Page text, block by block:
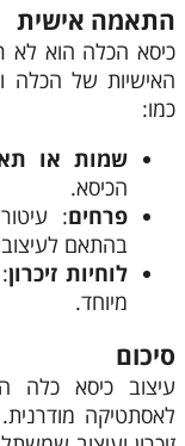
התאמה אישית
כיסא הכלה הוא לא
האישיות של הכלה
כמו:
שמות או
הכיסא.
פרחים:
בהתאם
לוחיות זיכרון
מיוחד.
סיכום
עיצוב כיסא כלה
לאסתטיקה